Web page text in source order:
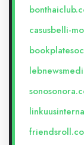
casusbelli-